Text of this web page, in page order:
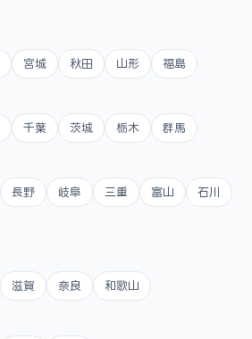
宮城 秋田 山形 福島
千葉 茨城 栃木 群馬
長野 岐阜 三重 富山 石川
滋賀 奈良 和歌山